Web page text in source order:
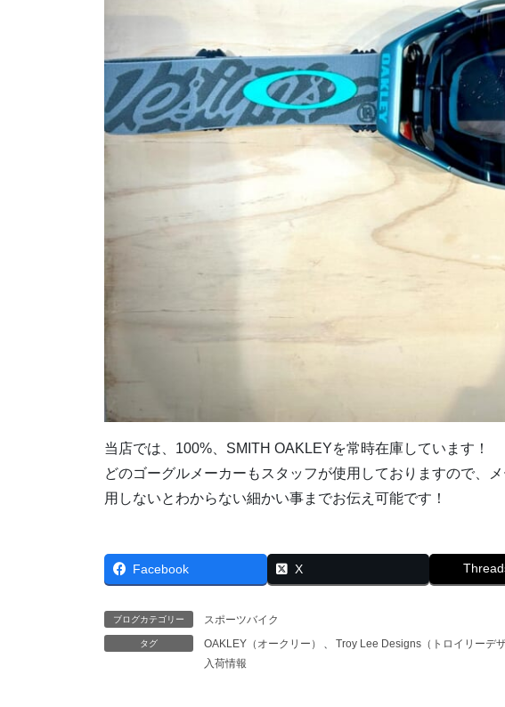
当店では、100%、SMITH OAKLEYを常時在庫しています！
どのゴーグルメーカーもスタッフが使用しておりますので、
用しないとわからない細かい事までお伝え可能です！
Facebook X
ブログカテゴリー スポーツバイク
タグ OAKLEY（オークリー） 、 Troy Lee Designs（トロイリーデザ
入荷情報